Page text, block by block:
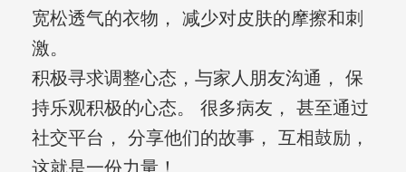
宽松透气的衣物， 减少对皮肤的摩擦和刺
激。
积极寻求调整心态，与家人朋友沟通， 保
持乐观积极的心态。 很多病友， 甚至通过
社交平台， 分享他们的故事， 互相鼓励，
这就是一份力量！